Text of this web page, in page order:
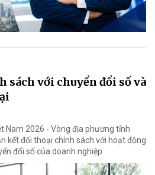
sách với chuyển đổi số và
Nam 2026 - Vòng địa phương tỉnh
kết đối thoại chính sách với hoạt động
đổi số của doanh nghiệp.